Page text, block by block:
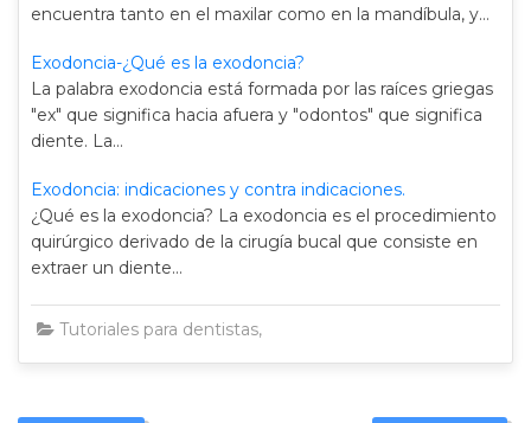
encuentra tanto en el maxilar como en la mandíbula, y…
Exodoncia-¿Qué es la exodoncia?
La palabra exodoncia está formada por las raíces griegas
"ex" que significa hacia afuera y "odontos" que significa
diente. La…
Exodoncia: indicaciones y contra indicaciones.
¿Qué es la exodoncia? La exodoncia es el procedimiento
quirúrgico derivado de la cirugía bucal que consiste en
extraer un diente…
Tutoriales para dentistas,